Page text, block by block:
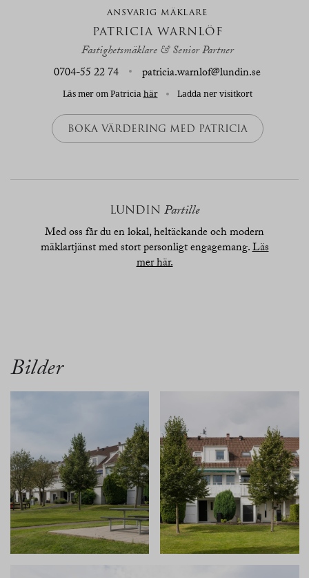
ANSVARIG MÄKLARE
PATRICIA WARNLÖF
Fastighetsmäklare & Senior Partner
0704-55 22 74
patricia.warnlof@lundin.se
Läs mer om Patricia här Ladda ner visitkort
BOKA VÄRDERING MED PATRICIA
LUNDIN Partille
Med oss får du en lokal, heltäckande och modern
mäklartjänst med stort personligt engagemang.Läs
mer här.
Bilder